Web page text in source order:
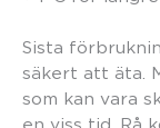
Sista
säkert att äta.
som kan vara